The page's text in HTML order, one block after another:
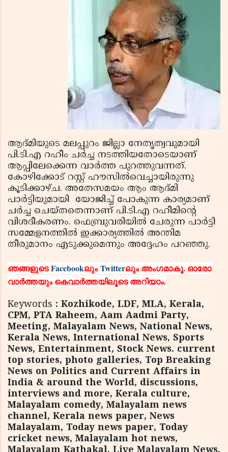
ആദ്മിയുടെ മലപ്പുറം ജില്ലാ നേതൃത്വവുമായി
പി.ടി.എ റഹീം ചര്‍ച്ച നടത്തിയതോടെയാണ്
ആപ്പിലേക്കെന്ന വാര്‍ത്ത പുറത്തുവന്നത്.
കോഴിക്കോട് റസ്റ്റ് ഹൗസില്‍വെച്ചായിരുന്നു
കൂടിക്കാഴ്ച. അതേസമയം ആം ആദ്മി
പാര്‍ട്ടിയുമായി യോജിച്ച് പോകുന്ന കാര്യമാണ്
ചര്‍ച്ച ചെയ്തതെന്നാണ് പി.ടി.എ റഹീമിന്റെ
വിശദീകരണം. ഫെബ്രുവരിയില്‍ ചേരുന്ന പാര്‍ട്ടി
സമ്മേളനത്തില്‍ ഇക്കാര്യത്തില്‍ അന്തിമ
തീരുമാനം എടുക്കുമെന്നും അദ്ദേഹം പറഞ്ഞു.
ഞങ്ങളുടെFacebookലുംTwitterലും അംഗമാകൂ. ഓരോ
വാര്‍ത്തയും കെവാര്‍ത്തയിലൂടെ അറിയാം.
Keywords : Kozhikode, LDF, MLA, Kerala,
CPM, PTA Raheem, Aam Aadmi Party,
Meeting, Malayalam News, National News,
Kerala News, International News, Sports
News, Entertainment, Stock News. current
top stories, photo galleries, Top Breaking
News on Politics and Current Affairs in
India & around the World, discussions,
interviews and more, Kerala culture,
Malayalam comedy, Malayalam news
channel, Kerala news paper, News
Malayalam, Today news paper, Today
cricket news, Malayalam hot news,